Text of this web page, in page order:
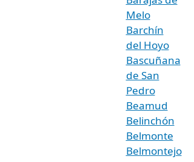
Melo
Barchín
del Hoyo
Bascuñana
de San
Pedro
Beamud
Belinchón
Belmonte
Belmontejo